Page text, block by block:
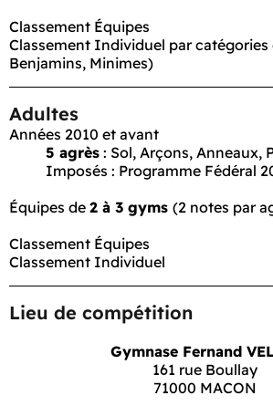
Classement Équipes
Classement Individuel par catégories
Benjamins, Minimes)
Adultes
Années 2010 et avant
5 agrès : Sol, Arçons, Anneaux,
Imposés : Programme Fédéral
Équipes de 2 à 3 gyms (2 notes par
Classement Équipes
Classement Individuel
Lieu de compétition
Gymnase Fernand
161 rue Boullay
71000 MACON